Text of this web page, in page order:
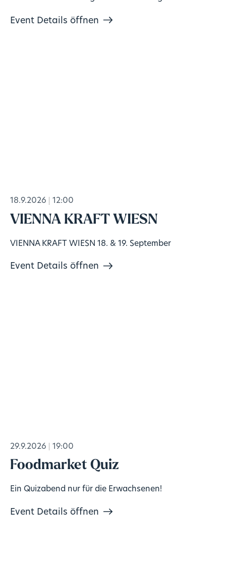
Event Details öffnen
18.9.2026 12:00
VIENNA KRAFT WIESN
VIENNA KRAFT WIESN 18. & 19. September
Event Details öffnen
29.9.2026 19:00
Foodmarket Quiz
Ein Quizabend nur für die Erwachsenen!
Event Details öffnen